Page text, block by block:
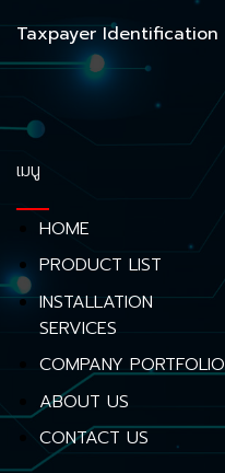
Taxpayer Identification
เมนู
HOME
PRODUCT LIST
INSTALLATION
SERVICES
COMPANY PORTFOLIO
ABOUT US
CONTACT US